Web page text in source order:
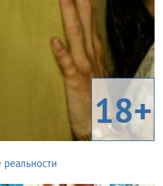
18+
реальности